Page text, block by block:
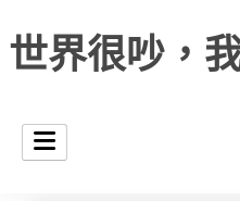
世界很吵，